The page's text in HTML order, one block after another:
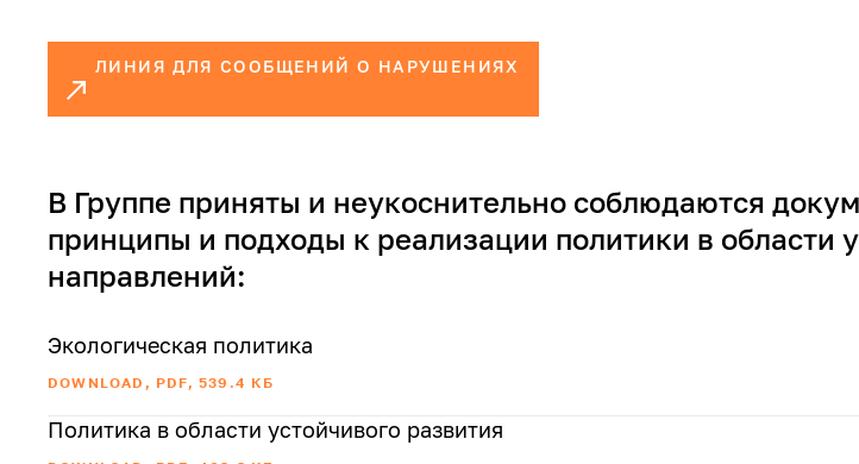
ЛИНИЯ ДЛЯ СООБЩЕНИЙ О НАРУШЕНИЯХ
В Группе приняты и неукоснительно соблюдаются
принципы и подходы к реализации политики в области
направлений:
Экологическая политика
DOWNLOAD, PDF, 539.4 КБ
Политика в области устойчивого развития